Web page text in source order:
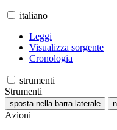
italiano
Leggi
Visualizza sorgente
Cronologia
strumenti
Strumenti
sposta nella barra laterale
Azioni